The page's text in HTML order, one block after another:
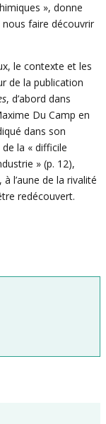
», donne
faire découvrir
le contexte et les
de la publication
, d’abord dans
Du Camp en
dans son
la « difficile
» (p. 12),
l’aune de la rivalité
redécouvert.